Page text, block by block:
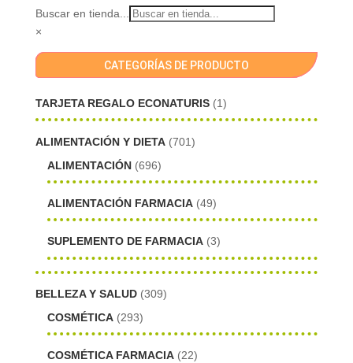
Buscar en tienda...
×
CATEGORÍAS DE PRODUCTO
TARJETA REGALO ECONATURIS (1)
ALIMENTACIÓN Y DIETA (701)
ALIMENTACIÓN (696)
ALIMENTACIÓN FARMACIA (49)
SUPLEMENTO DE FARMACIA (3)
BELLEZA Y SALUD (309)
COSMÉTICA (293)
COSMÉTICA FARMACIA (22)